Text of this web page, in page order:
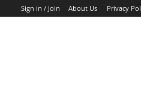
Sign in / Join About Us Privacy